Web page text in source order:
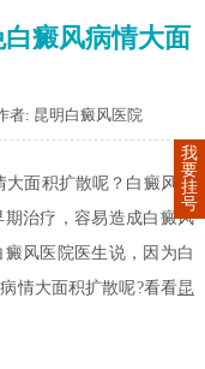
癜风病情大面
者: 昆明白癜风医院
大面积扩散呢？白癜风这
治疗，容易造成白癜风
风医院医生说，因为白
情大面积扩散呢?看看昆
我
要
挂
号